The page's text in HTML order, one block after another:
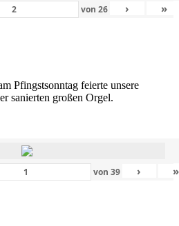
von26 › »
Pfingstsonntag feierte unsere
sanierten großen Orgel.
von 39 › »